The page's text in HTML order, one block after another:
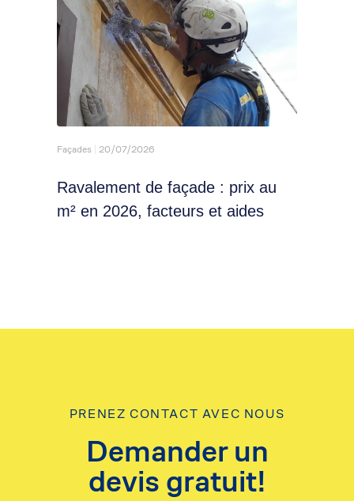
: prix au
Toitures 20/07/2026
Isolation toiture-terrasse :
techniques, prix et les aides
PRENEZ CONTACT AVEC NOUS
Demander un
devis gratuit!